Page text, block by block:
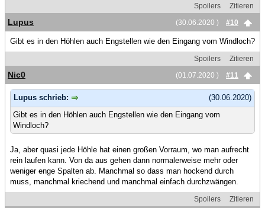
Spoilers
Zitieren
(30.06.2020 )
#10
Lupus
Gibt es in den Höhlen auch Engstellen wie den Eingang vom Windloch?
Spoilers
Zitieren
(01.07.2020 )
#11
Nic0
(30.06.2020)
Lupus schrieb:
Gibt es in den Höhlen auch Engstellen wie den Eingang vom
Windloch?
Ja, aber quasi jede Höhle hat einen großen Vorraum, wo man aufrecht
rein laufen kann. Von da aus gehen dann normalerweise mehr oder
weniger enge Spalten ab. Manchmal so dass man hockend durch
muss, manchmal kriechend und manchmal einfach durchzwängen.
Spoilers
Zitieren